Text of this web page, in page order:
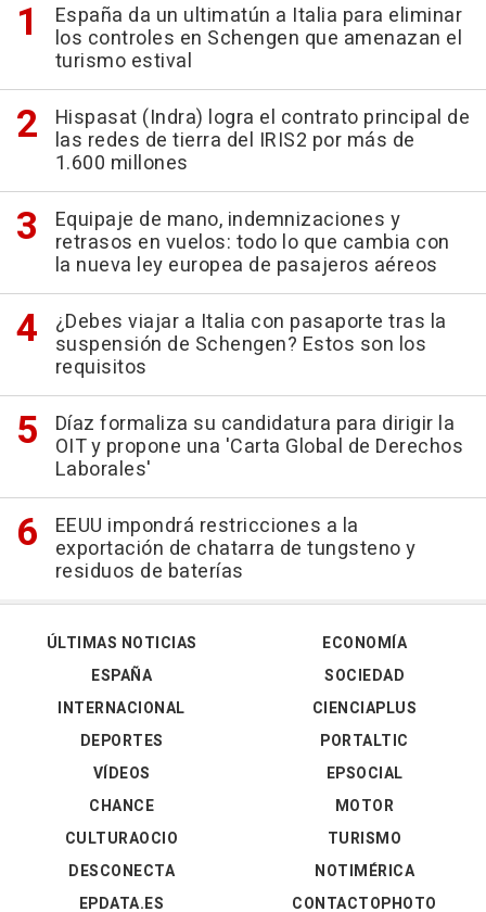
España da un ultimatún a Italia para eliminar
los controles en Schengen que amenazan el
turismo estival
Hispasat (Indra) logra el contrato principal de
las redes de tierra del IRIS2 por más de
1.600 millones
Equipaje de mano, indemnizaciones y
retrasos en vuelos: todo lo que cambia con
la nueva ley europea de pasajeros aéreos
¿Debes viajar a Italia con pasaporte tras la
suspensión de Schengen? Estos son los
requisitos
Díaz formaliza su candidatura para dirigir la
OIT y propone una 'Carta Global de Derechos
Laborales'
EEUU impondrá restricciones a la
exportación de chatarra de tungsteno y
residuos de baterías
ÚLTIMAS NOTICIAS
ESPAÑA
INTERNACIONAL
DEPORTES
VÍDEOS
ECONOMÍA
SOCIEDAD
CIENCIAPLUS
PORTALTIC
EPSOCIAL
CHANCE
CULTURAOCIO
DESCONECTA
EPDATA.ES
MOTOR
TURISMO
NOTIMÉRICA
CONTACTOPHOTO